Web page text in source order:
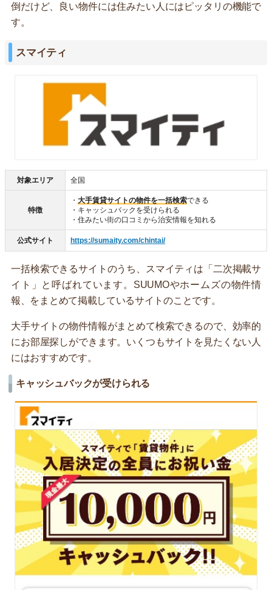
倒だけど、良い物件には住みたい人にはピッタリの機能で
す。
スマイティ
対象エリア 全国
特徴
・ 大手賃貸サイトの物件を一括検索できる
・キャッシュバックを受けられる
・住みたい街の口コミから治安情報を知れる
公式サイト https://sumaity.com/chintai/
一括検索できるサイトのうち、スマイティは「二次掲載サ
イト」と呼ばれています。SUUMOやホームズの物件情
報、をまとめて掲載しているサイトのことです。
大手サイトの物件情報がまとめて検索できるので、効率的
にお部屋探しができます。いくつもサイトを見たくない人
にはおすすめです。
キャッシュバックが受けられる